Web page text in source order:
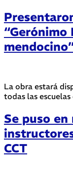
“Gerónimo
La obra estará
todas las
Se puso
CCT